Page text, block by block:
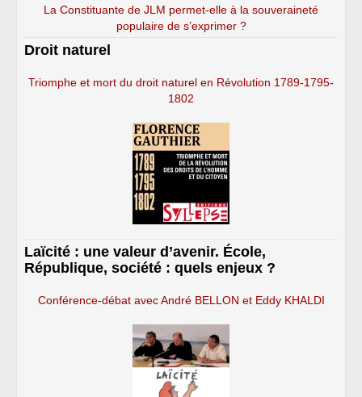
La Constituante de JLM permet-elle à la souveraineté
populaire de s’exprimer ?
Droit naturel
Triomphe et mort du droit naturel en Révolution 1789-1795-
1802
Laïcité : une valeur d’avenir. École,
République, société : quels enjeux ?
Conférence-débat avec André BELLON et Eddy KHALDI